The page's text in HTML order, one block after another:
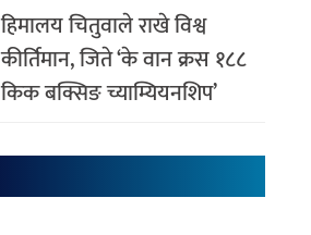
हिमालय चितुवाले राखे विश्व
कीर्तिमान, जिते ‘के वान क्रस १८८
किक बक्सिङ च्याम्यियनशिप’